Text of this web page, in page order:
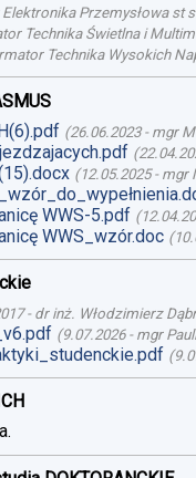
Przemysłowa st
Technika Świetlna i
Technika Wysokich
(26.06.2023- mgr
(
(12.05.2025- mgr
WWS-5.pdf (
WWS_wzór.doc (
- dr inż. Włodzimierz
(9.07.2026- mgr
(